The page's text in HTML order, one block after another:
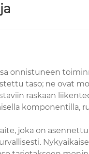
onnistuneen
taso; ne ovat
raskaan
komponentilla,
joka on